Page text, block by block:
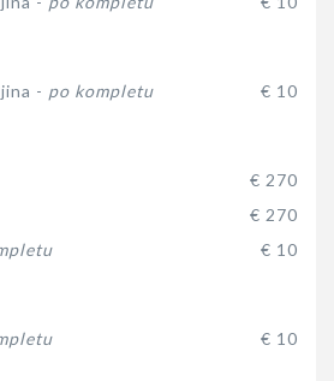
- po kompletu € 10
€ 270
€ 270
€ 10
€ 10